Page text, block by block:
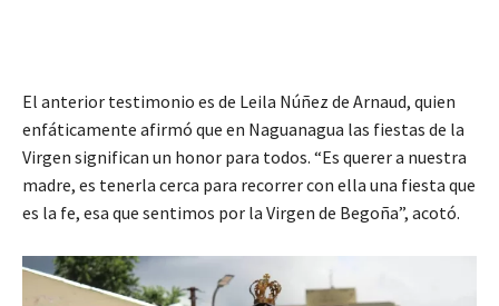
El anterior testimonio es de Leila Núñez de Arnaud, quien
enfáticamente afirmó que en Naguanagua las fiestas de la
Virgen significan un honor para todos. “Es querer a nuestra
madre, es tenerla cerca para recorrer con ella una fiesta que
es la fe, esa que sentimos por la Virgen de Begoña”, acotó.